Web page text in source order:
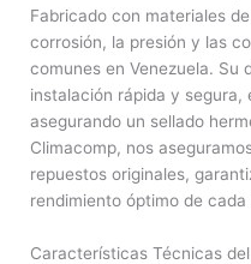
Fabricado con materiales
corrosión, la presión y las
comunes en Venezuela. Su
instalación rápida y segura,
asegurando un sellado
Climacomp, nos
repuestos originales,
rendimiento óptimo de
Características Técnicas